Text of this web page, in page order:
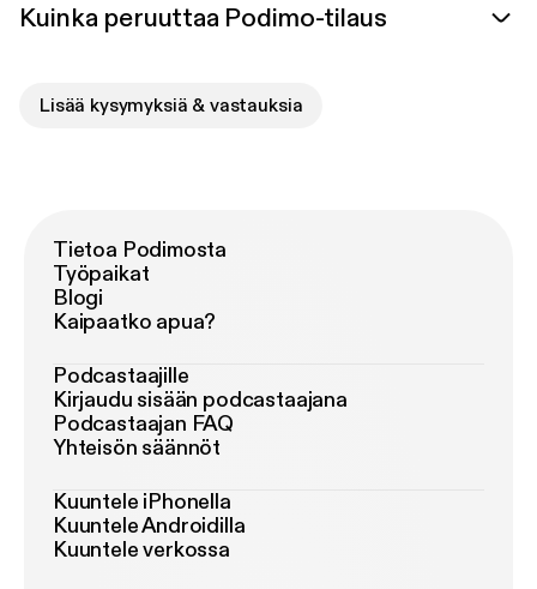
Kuinka peruuttaa Podimo-tilaus
Lisää kysymyksiä & vastauksia
Tietoa Podimosta
Työpaikat
Blogi
Kaipaatko apua?
Podcastaajille
Kirjaudu sisään podcastaajana
Podcastaajan FAQ
Yhteisön säännöt
Kuuntele iPhonella
Kuuntele Androidilla
Kuuntele verkossa